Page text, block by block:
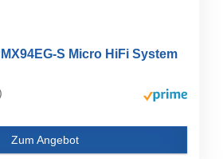
S Micro HiFi System
Zum Angebot